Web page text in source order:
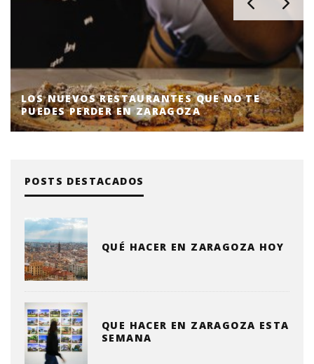
LOS NUEVOS RESTAURANTES QUE NO TE
PUEDES PERDER EN ZARAGOZA
POSTS DESTACADOS
QUÉ HACER EN ZARAGOZA HOY
QUE HACER EN ZARAGOZA ESTA
SEMANA